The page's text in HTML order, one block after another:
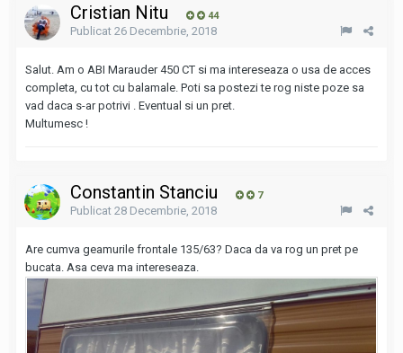
Cristian Nitu 44
Publicat 26 Decembrie, 2018
Salut. Am o ABI Marauder 450 CT si ma intereseaza o usa de acces
completa, cu tot cu balamale. Poti sa postezi te rog niste poze sa
vad daca s-ar potrivi . Eventual si un pret.
Multumesc !
Constantin Stanciu 7
Publicat 28 Decembrie, 2018
Are cumva geamurile frontale 135/63? Daca da va rog un pret pe
bucata. Asa ceva ma intereseaza.